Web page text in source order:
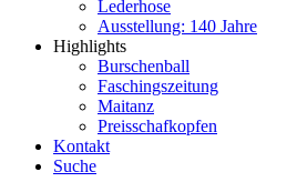
Lederhose
Ausstellung: 140 Jahre
Highlights
Burschenball
Faschingszeitung
Maitanz
Preisschafkopfen
Kontakt
Suche